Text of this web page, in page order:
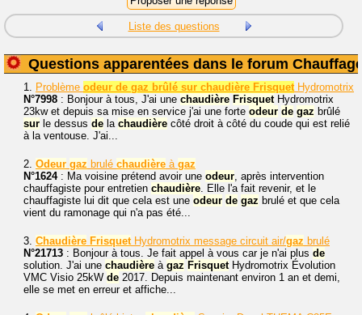
Liste des questions
Questions apparentées dans le forum
1. Problème odeur de gaz brûlé sur chaudière FrisquetHydromotrix
N°7998 : Bonjour à tous, J'ai une chaudière FrisquetHydromotrix
23kw et depuis sa mise en service j'ai une forte odeur de gaz brûlé
sur le dessus de la chaudière côté droit à côté du coude qui est relié
à la ventouse. J'ai...
2. Odeur gaz brulé chaudière à gaz
N°1624: Ma voisine prétend avoir une odeur, après intervention
chauffagiste pour entretien chaudière. Elle l'a fait revenir, et le
chauffagiste lui dit que cela est une odeur de gaz brulé et que cela
vient du ramonage qui n'a pas été...
3. Chaudière FrisquetHydromotrix message circuit air/gaz brulé
N°21713 : Bonjour à tous. Je fait appel à vous car je n'ai plus de
solution. J'ai une chaudière à gaz FrisquetHydromotrix Évolution
VMC Visio 25kW de 2017. Depuis maintenant environ 1 an et demi,
elle se met en erreur et affiche...